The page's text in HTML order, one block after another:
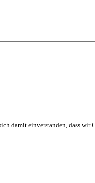
damit einverstanden, dass wir